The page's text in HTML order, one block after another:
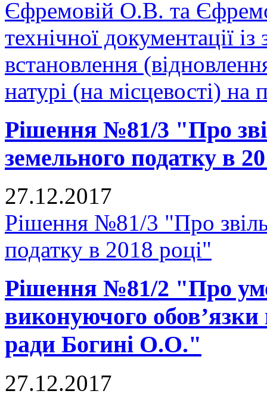
Єфремовій О.В. та
технічної документації
встановлення
натурі (на місцевості) на
Рішення №81/3 "Про
земельного податку в
27.12.2017
Рішення №81/3 "Про
податку в 2018 році"
Рішення №81/2 "Про
виконуючого обов’язки
ради Богині О.О."
27.12.2017